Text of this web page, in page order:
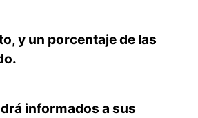
y un porcentaje de las
informados a sus